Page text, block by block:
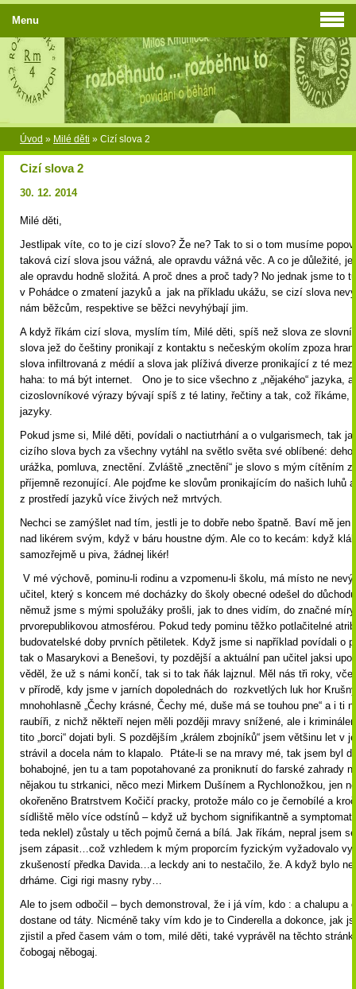
Úvod » Milé děti » Cizí slova 2
Cizí slova 2
30. 12. 2014
Milé děti,
Jestlipak víte, co to je cizí slovo? Že ne? Tak to si o tom musíme
taková cizí slova jsou vážná, ale opravdu vážná věc. A co je důležité, je
ale opravdu hodně složitá. A proč dnes a proč tady? No jednak jsme to
v Pohádce o zmatení jazyků a jak na příkladu ukážu, se cizí slova
nám běžcům, respektive se běžci nevyhýbají jim.
A když říkám cizí slova, myslím tím, Milé děti, spíš než slova ze
slova jež do češtiny pronikají z kontaktu s nečeským okolím zpoza
slova infiltrovaná z médií a slova jak plíživá diverze pronikající z té
haha: to má být internet. Ono je to sice všechno z „nějakého“ jazyka,
cizoslovníkové výrazy bývají spíš z té latiny, řečtiny a tak, což říkáme,
jazyky.
Pokud jsme si, Milé děti, povídali o nactiutrhání a o vulgarismech, tak
cizího slova bych za všechny vytáhl na světlo světa své oblíbené:
urážka, pomluva, znectění. Zvláště „znectění“ je slovo s mým cítěním
příjemně rezonující. Ale pojďme ke slovům pronikajícím do našich luhů
z prostředí jazyků více živých než mrtvých.
Nechci se zamýšlet nad tím, jestli je to dobře nebo špatně. Baví mě jen
nad likérem svým, když v báru houstne dým. Ale co to kecám: když
samozřejmě u piva, žádnej likér!
V mé výchově, pominu-li rodinu a vzpomenu-li školu, má místo ne
učitel, který s koncem mé docházky do školy obecné odešel do
němuž jsme s mými spolužáky prošli, jak to dnes vidím, do značné míry
prvorepublikovou atmosférou. Pokud tedy pominu těžko potlačitelné
budovatelské doby prvních pětiletek. Když jsme si například povídali o
tak o Masarykovi a Benešovi, ty pozdější a aktuální pan učitel jaksi
věděl, že už s námi končí, tak si to tak ňák lajznul. Měl nás tři roky,
v přírodě, kdy jsme v jarních dopolednách do rozkvetlých luk hor
mnohohlasně „Čechy krásné, Čechy mé, duše má se touhou pne“ a i ti
raubíři, z nichž někteří nejen měli později mravy snížené, ale i
tito „borci“ dojati byli. S pozdějším „králem zbojníků“ jsem většinu let v
strávil a docela nám to klapalo. Ptáte-li se na mravy mé, tak jsem byl
bohabojné, jen tu a tam popotahované za proniknutí do farské zahrady
nějakou tu strkanici, něco mezi Mirkem Dušínem a Rychlonožkou, jen
okořeněno Bratrstvem Kočičí pracky, protože málo co je černobílé a
sídliště mělo více odstínů – když už bychom signifikantně a
teda neklel) zůstaly u těch pojmů černá a bílá. Jak říkám, nepral jsem
jsem zápasit…což vzhledem k mým proporcím fyzickým vyžadovalo
zkušeností předka Davida…a leckdy ani to nestačilo, že. A když bylo
drháme. Cigi rigi masny ryby…
Ale to jsem odbočil – bych demonstroval, že i já vím, kdo : a chalupu a
dostane od táty. Nicméně taky vím kdo je to Cinderella a dokonce, jak
zjistil a před časem vám o tom, milé děti, také vyprávěl na těchto
čobogaj něbogaj.
Menu